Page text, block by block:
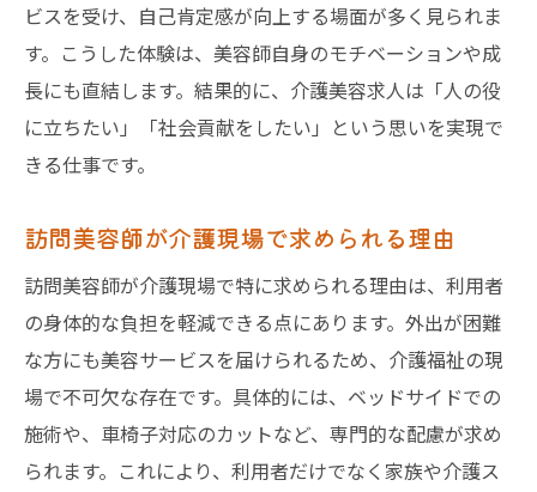
ビスを受け、自己肯定感が向上する場面が多く見られま
す。こうした体験は、美容師自身のモチベーションや成
長にも直結します。結果的に、介護美容求人は「人の役
に立ちたい」「社会貢献をしたい」という思いを実現で
きる仕事です。
訪問美容師が介護現場で求められる理由
訪問美容師が介護現場で特に求められる理由は、利用者
の身体的な負担を軽減できる点にあります。外出が困難
な方にも美容サービスを届けられるため、介護福祉の現
場で不可欠な存在です。具体的には、ベッドサイドでの
施術や、車椅子対応のカットなど、専門的な配慮が求め
られます。これにより、利用者だけでなく家族や介護ス